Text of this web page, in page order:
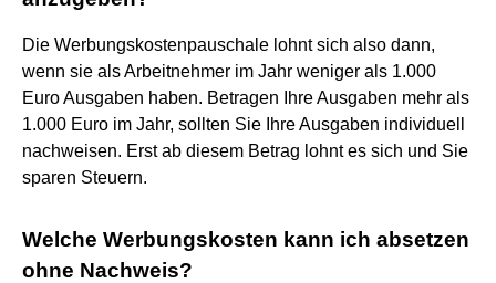
Die Werbungskostenpauschale lohnt sich also dann,
wenn sie als Arbeitnehmer im Jahr weniger als 1.000
Euro Ausgaben haben. Betragen Ihre Ausgaben mehr als
1.000 Euro im Jahr, sollten Sie Ihre Ausgaben individuell
nachweisen. Erst ab diesem Betrag lohnt es sich und Sie
sparen Steuern.
Welche Werbungskosten kann ich absetzen
ohne Nachweis?